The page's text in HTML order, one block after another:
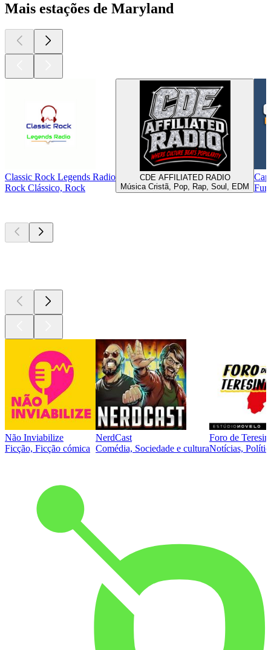
Mais estações de Maryland
Classic Rock Legends Radio
Rock Clássico, Rock
CDE AFFILIATED RADIO
Música Cristã, Pop, Rap, Soul, EDM
Não Inviabilize
Ficção, Ficção cómica
NerdCast
Comédia, Sociedade e cultura
Foro de
Notícias,